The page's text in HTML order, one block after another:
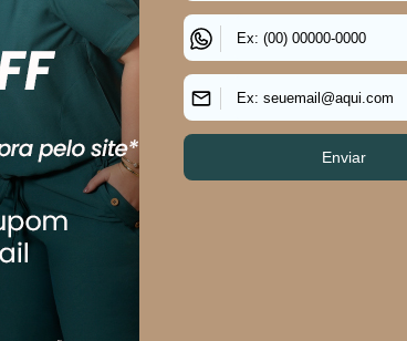
TULE CASHMERE Vestido Plus Size Feminino Longo
R$ 90
Em até2xR$ 64,95sem juros
Os mais vendidos